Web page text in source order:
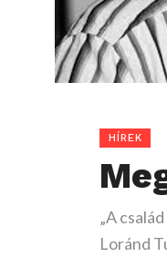
HÍREK
„A
Loránd